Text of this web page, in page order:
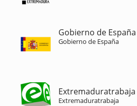
Gobierno de España
Gobierno de España
Extremaduratrabaja
Extremaduratrabaja